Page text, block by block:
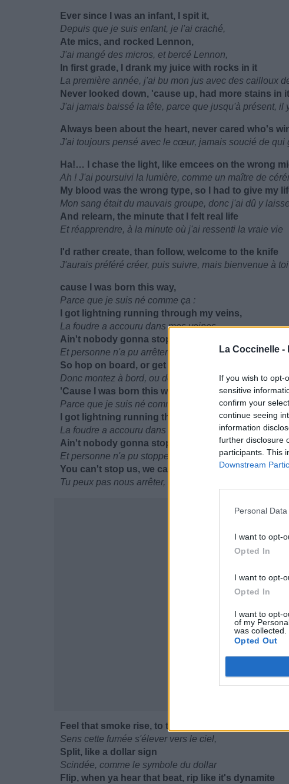
La Coccinelle -
If you wish to opt-
sensitive
confirm your
continue seeing
information
further disclosure
participants. This
Downstream
Personal
I want to opt-
Opted In
I want to opt-
Opted In
I want to opt-
of my
was collected.
Opted Out
Ever since I was an infant, I spit it,
Depuis que je suis enfant, je l'ai craché,
Ate mics, and rocked Lennon,
J'ai mangé des micros, et bercé Lennon,
In first grade, I drank my juice with rocks in it
La première année, j'ai bu mon jus avec des cailloux
Never looked down, 'cause up, had more stains in it
J'ai jamais baissé la tête, parce que jusqu'à présent, il
Always been about the heart, never cared who's
J'ai toujours pensé avec le cœur, jamais soucié de qui
Ha!… I chase the light, like emcees on the wrong
Ah ! J'ai poursuivi la lumière, comme un maître de
My blood was the wrong type, so I had to give my
Mon sang était du mauvais groupe, donc j'ai dû y
And relearn, the minute that I felt real life
Et réapprendre, à la minute où j'ai ressenti la vraie vie
I'd rather create, than follow, welcome to the knife
J'aurais préféré créer, puis suivre, mais bienvenue à
cause I was born this way,
Parce que je suis né comme ça :
I got lightning running through my veins,
La foudre a accouru dans mes veines,
Ain't nobody gonna stop this train,
Et personne n'a pu arrêter cette course.
So hop on board, or get out the way
Donc montez à bord, ou dégagez du chemin
'Cause I was born this way,
Parce que je suis né comme ça :
I got lightning running through my veins,
La foudre a accouru dans mes veines,
Ain't nobody gonna stop this train,
Et personne n'a pu stopper cette course,
You can't stop us, we can't be stopped
Tu peux pas nous arrêter, on peut pas être arrêtés.
Feel that smoke rise, to the sky
Sens cette fumée s'élever vers le ciel,
Split, like a dollar sign
Scindée, comme le symbole du dollar
Flip, when ya hear that beat, rip like it's dynamite